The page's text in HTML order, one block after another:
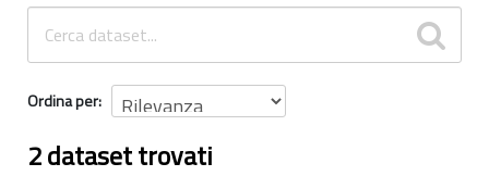
Ordina per
2 dataset trovati